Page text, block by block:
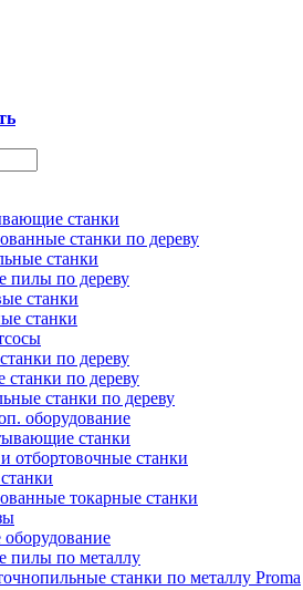
станки
станки по дереву
станки
пилы по дереву
станки
станки
по дереву
станки по дереву
станки по дереву
оборудование
станки
отбортовочные станки
токарные станки
оборудование
пилы по металлу
станки по металлу Proma